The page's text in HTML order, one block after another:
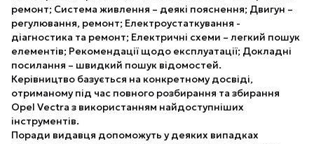
ремонт; Система живлення – деякі пояснення; Двигун –
регулювання, ремонт; Електроустаткування -
діагностика та ремонт; Електричні схеми – легкий пошук
елементів; Рекомендації щодо експлуатації; Докладні
посилання – швидкий пошук відомостей.
Керівництво базується на конкретному досвіді,
отриманому під час повного розбирання та збирання
Opel Vectra з використанням найдоступніших
інструментів.
Поради видавця допоможуть у деяких випадках